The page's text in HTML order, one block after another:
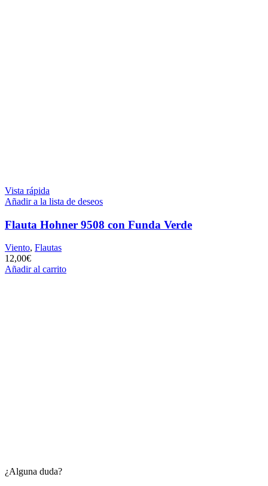
Vista rápida
Añadir a la lista de deseos
Flauta Hohner 9508 con Funda Verde
Viento, Flautas
12,00€
Añadir al carrito
¿Alguna duda?